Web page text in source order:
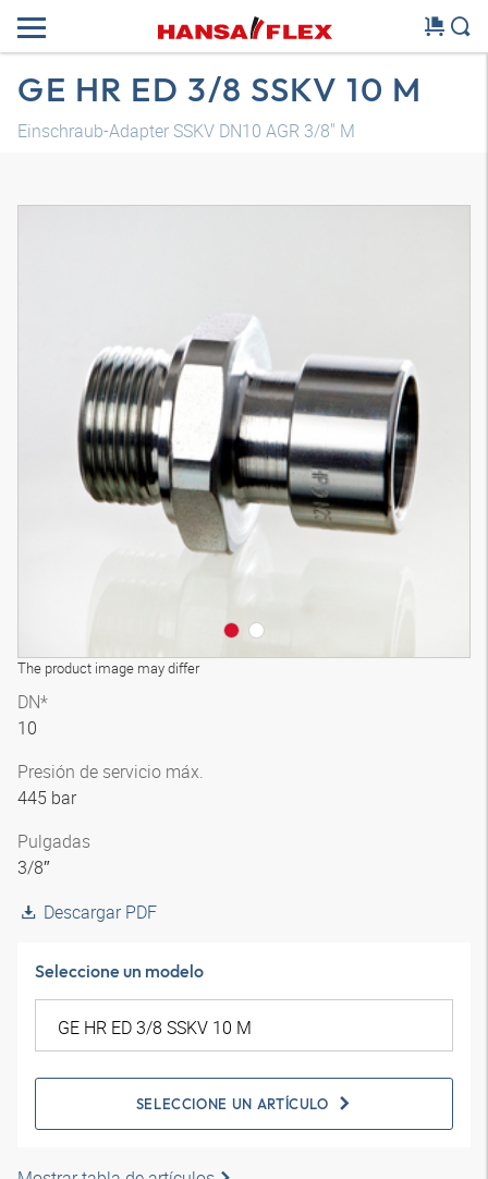
GE HR ED 3/8 SSKV 10 M
Einschraub-Adapter SSKV DN10 AGR 3/8" M
The product image may differ
DN*
10
Presión de servicio máx.
445 bar
Pulgadas
3/8″
Descargar PDF
Seleccione un modelo
SELECCIONE UN ARTÍCULO